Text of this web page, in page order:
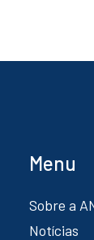
Menu
Sobre a
Notícias